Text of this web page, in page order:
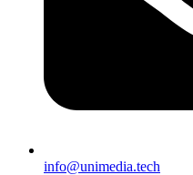
info@unimedia.tech